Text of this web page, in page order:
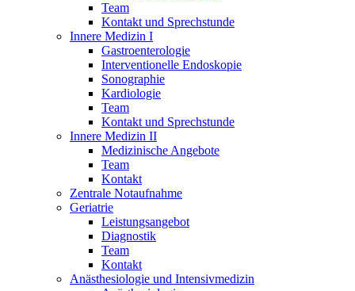
Team
Kontakt und Sprechstunde
Innere Medizin I
Gastroenterologie
Interventionelle Endoskopie
Sonographie
Kardiologie
Team
Kontakt und Sprechstunde
Innere Medizin II
Medizinische Angebote
Team
Kontakt
Zentrale Notaufnahme
Geriatrie
Leistungsangebot
Diagnostik
Team
Kontakt
Anästhesiologie und Intensivmedizin